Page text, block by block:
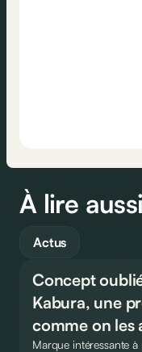
À lire aussi
Actus
Concept
Kabura, une
comme on les
Marque intéressante à